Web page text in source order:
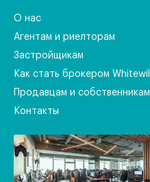
О нас
Агентам и риелторам
Застройщикам
Как стать брокером Whitewill
Продавцам и собственникам
Контакты